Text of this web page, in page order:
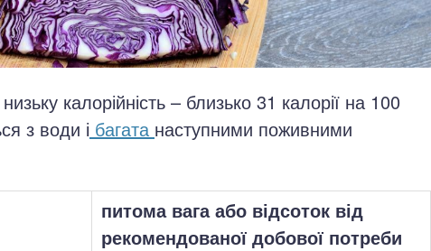
калорійність – близько 31 калорії на 100
з води і багата наступними поживними
питома вага або відсоток від
рекомендованої добової потреби